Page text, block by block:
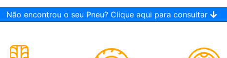
Não encontrou o seu Pneu? Clique aqui para consultar